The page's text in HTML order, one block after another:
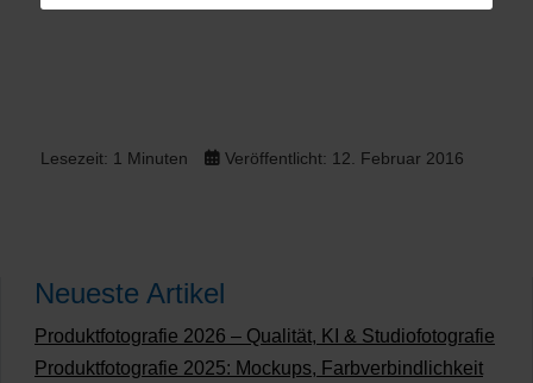
Lesezeit: 1 Minuten Veröffentlicht: 12. Februar 2016
Neueste Artikel
Produktfotografie 2026 – Qualität, KI & Studiofotografie
Produktfotografie 2025: Mockups, Farbverbindlichkeit